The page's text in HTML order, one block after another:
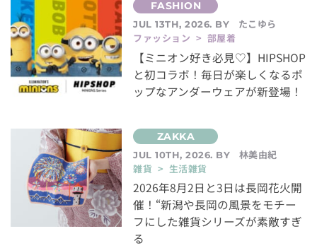
JUL 13TH, 2026. BY
たこゆら
ファッション > 部屋着
【ミニオン好き必見♡】HIPSHOP
と初コラボ！毎日が楽しくなるポ
ップなアンダーウェアが新登場！
JUL 10TH, 2026. BY
林美由紀
雑貨 > 生活雑貨
2026年8月2日と3日は長岡花火開
催！“新潟や長岡の風景をモチー
フにした雑貨シリーズが素敵すぎ
る